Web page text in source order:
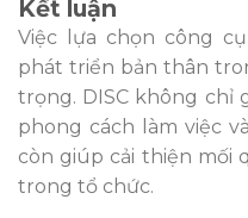
Kết luận
Việc lựa chọn công
phát triển bản thân
trọng. DISC không chỉ
phong cách làm việc
còn giúp cải thiện mối
trong tổ chức.